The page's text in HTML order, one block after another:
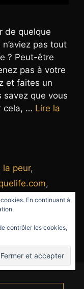
de quelque
pas tout
? Peut-être
pas à votre
et faites un
savez que vous
cela, … Lire la
la peur,
,
de vie,
En continuant à
contrôler les cookies,